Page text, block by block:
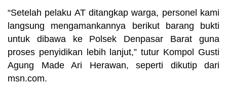
“Setelah pelaku AT ditangkap warga, personel kami
langsung mengamankannya berikut barang bukti
untuk dibawa ke Polsek Denpasar Barat guna
proses penyidikan lebih lanjut,” tutur Kompol Gusti
Agung Made Ari Herawan, seperti dikutip dari
msn.com.